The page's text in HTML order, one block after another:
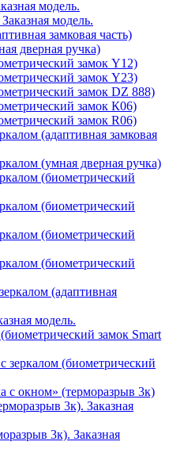
модель.
модель.
замковая часть)
дверная ручка)
замок Y12)
замок Y23)
замок DZ 888)
замок К06)
замок R06)
(адаптивная замковая
(умная дверная ручка)
(биометрический
(биометрический
(биометрический
(биометрический
(адаптивная
модель.
замок Smart
зеркалом (биометрический
с окном» (терморазрыв 3к)
3к). Заказная
3к). Заказная